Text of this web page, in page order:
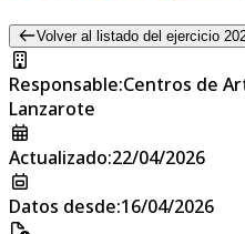
Volver al listado del ejercicio
Responsable:Centros de
Lanzarote
Actualizado:22/04/2026
Datos desde:16/04/2026